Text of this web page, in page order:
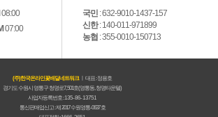
08:00
07:00
국민 : 632-9010-1437-157
신한: 140-011-971899
농협 : 355-0010-150713
(주)한국온라인꽃배달네트워크ㅣ 대표 : 정용호
경기도 수원시 영통구 청명로7, 501호(영통동, 청명타운텔)
사업자등록번호 :135-86-13751
통신판매업신고 : 제 2017 수원영통-0637 호